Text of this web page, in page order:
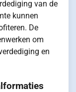
van de
kunnen
De
om
en